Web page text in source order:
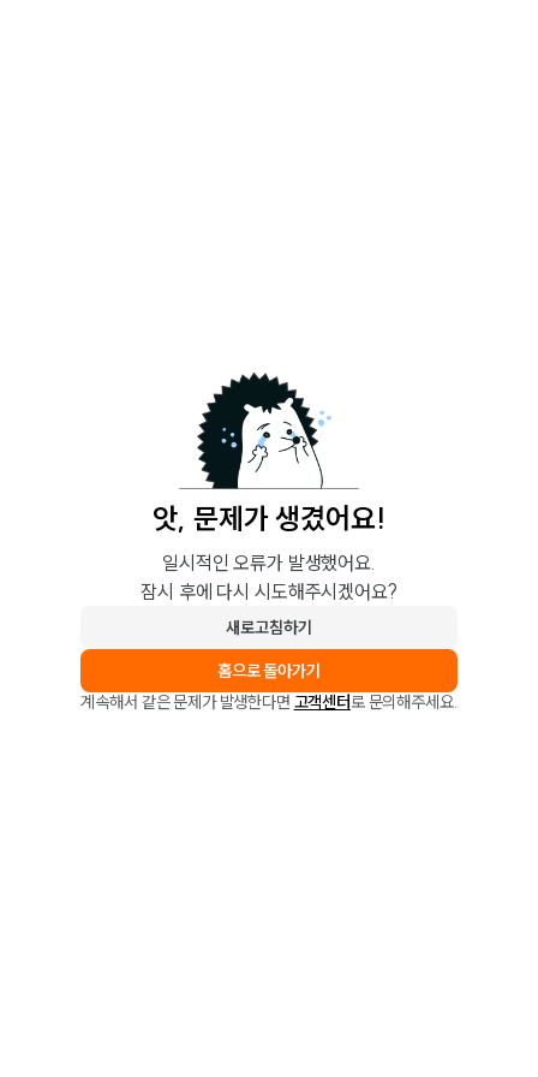
앗, 문제가 생겼어요!
일시적인 오류가 발생했어요.
잠시 후에 다시 시도해주시겠어요?
새로고침하기
홈으로 돌아가기
계속해서 같은 문제가 발생한다면 고객센터로 문의해주세요.